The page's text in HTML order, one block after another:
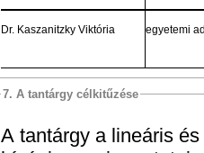
Dr. Kaszanitzky Viktória
7. A tantárgy célkitűzése
A tantárgy a lineáris